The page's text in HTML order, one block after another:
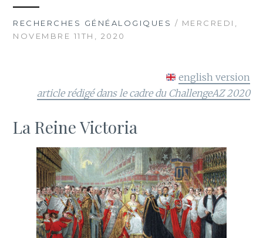
RECHERCHES GÉNÉALOGIQUES / MERCREDI,
NOVEMBRE 11TH, 2020
english version
article rédigé dans le cadre du ChallengeAZ 2020
La Reine Victoria